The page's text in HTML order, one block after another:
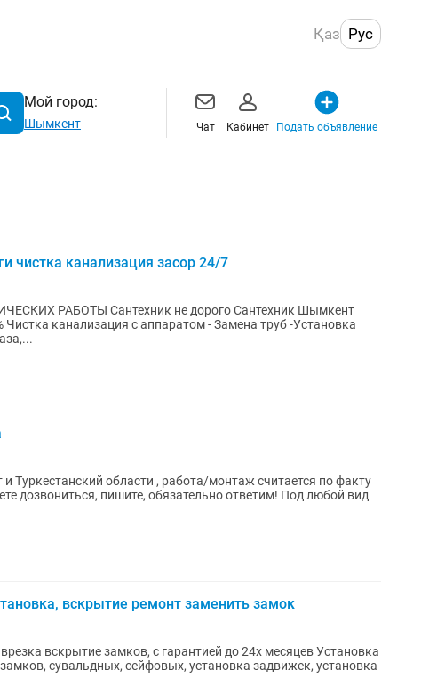
Қаз Рус
Мой город:
Шымкент Чат Кабинет Подать объявление
чистка канализация засор 24/7
РАБОТЫ Сантехник не дорого Сантехник Шымкент
Чистка канализация с аппаратом - Замена труб -Установка
области , работа/монтаж считается по факту
вскрытие ремонт заменить замок
вскрытие замков, с гарантией до 24х месяцев Установка
сувальдных, сейфовых, установка задвижек, установка